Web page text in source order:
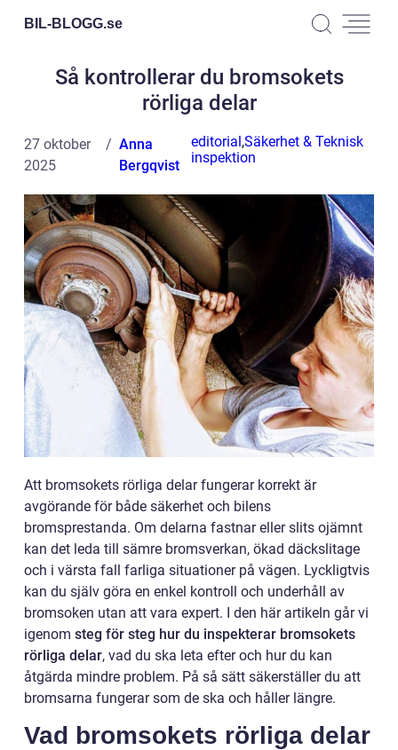
BIL-BLOGG.se
Så kontrollerar du bromsokets
rörliga delar
27 oktober
2025
Anna
Bergqvist
editorial,Säkerhet & Teknisk
inspektion
Att bromsokets rörliga delar fungerar korrekt är
avgörande för både säkerhet och bilens
bromsprestanda. Om delarna fastnar eller slits ojämnt
kan det leda till sämre bromsverkan, ökad däckslitage
och i värsta fall farliga situationer på vägen. Lyckligtvis
kan du själv göra en enkel kontroll och underhåll av
bromsoken utan att vara expert. I den här artikeln går vi
igenom steg för steg hur du inspekterar bromsokets
rörliga delar, vad du ska leta efter och hur du kan
åtgärda mindre problem. På så sätt säkerställer du att
bromsarna fungerar som de ska och håller längre.
Vad bromsokets rörliga delar